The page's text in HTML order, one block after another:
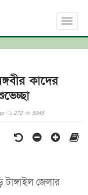
Toggle
কাদের
272 5045
জেলার